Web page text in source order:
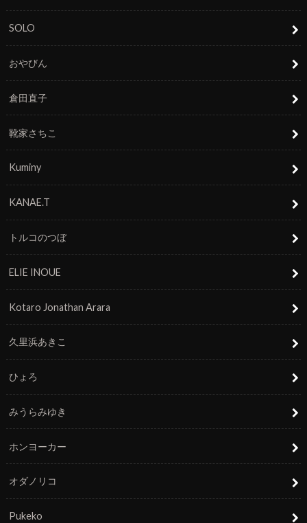
SOLO
おやびん
倉田直子
靴家さちこ
Kuminy
KANAE.T
トルコのつぼ
ELIE INOUE
Kotaro Jonathan Arara
久里浜あきこ
ひょろ
みうらみゆき
ホンヨーカー
オダノリコ
Pukeko